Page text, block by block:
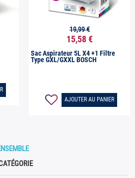
Aperçu rapide
15,58 €
19,99 €
Sac Aspirateur 5L X4 +1 Filtre
Type GXL/GXXL BOSCH
AJOUTER AU PANIER